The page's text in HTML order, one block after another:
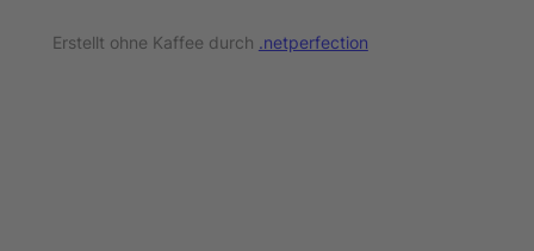
Erstellt ohne Kaffee durch .netperfection